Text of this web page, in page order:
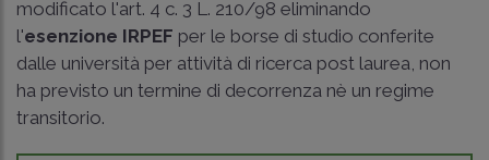
modificato l'art. 4 c. 3 L. 210/98 eliminando
l'esenzione IRPEF per le borse di studio conferite
dalle università per attività di ricerca post laurea, non
ha previsto un termine di decorrenza nè un regime
transitorio.